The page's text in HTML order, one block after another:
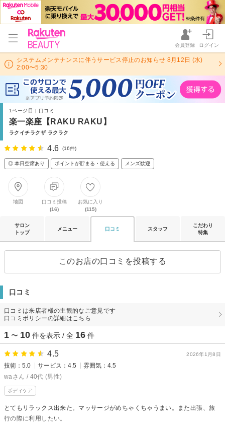
会員登録 ログイン
システムメンテナンスに伴うサービス停止のお知らせ 8月12日 (水)
2:00〜5:30
1ページ目 | 口コミ
楽一楽座【RAKU RAKU】
ラクイチラクザ ラクラク
4.6 (16件)
◎ 本日空席あり ポイントが貯まる・使える メンズ歓迎
地図
口コミ投稿
(16)
お気に入り
(115)
サロン
トップ
メニュー 口コミ スタッフ
こだわり
特集
このお店の口コミを投稿する
口コミ
口コミは来店者様の主観的なご意見です
口コミポリシーの詳細はこちら
1 〜 10 件を表示 / 全 16 件
2026年1月8日
4.5
技術：5.0 サービス：4.5
雰囲気：4.5
waさん / 40代 (男性)
ボディケア
とてもリラックス出来た。マッサージがめちゃくちゃうまい。また出張、旅
行の際に利用したい。